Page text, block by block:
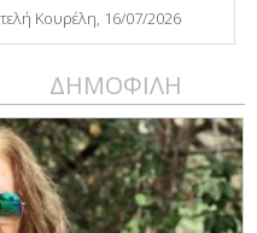
Κουρέλη, 16/07/2026
ΔΗΜΟΦΙΛΗ